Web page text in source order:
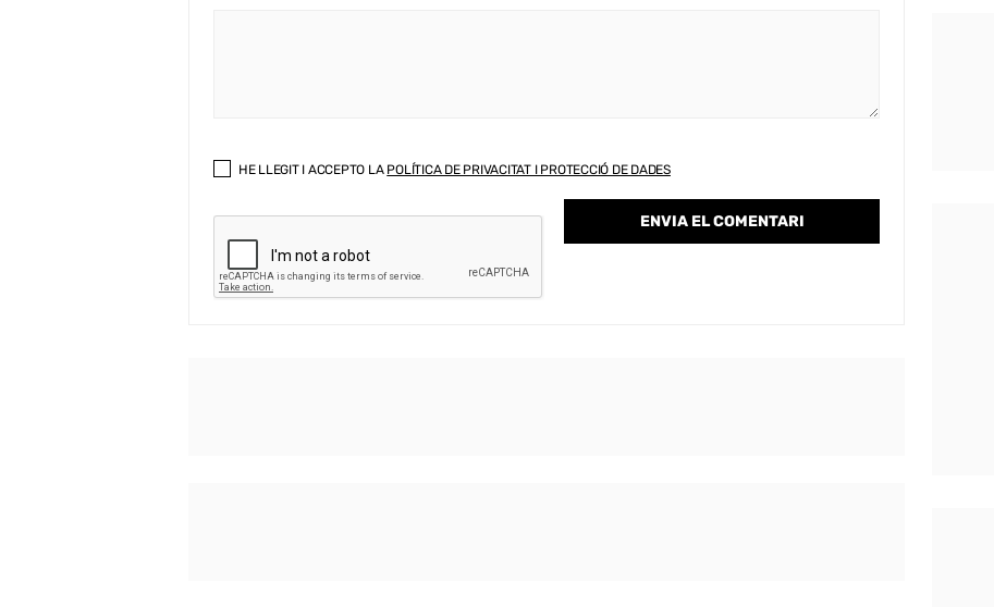
HE LLEGIT I ACCEPTO LA POLÍTICA DE PRIVACITAT I PROTECCIÓ DE DADES